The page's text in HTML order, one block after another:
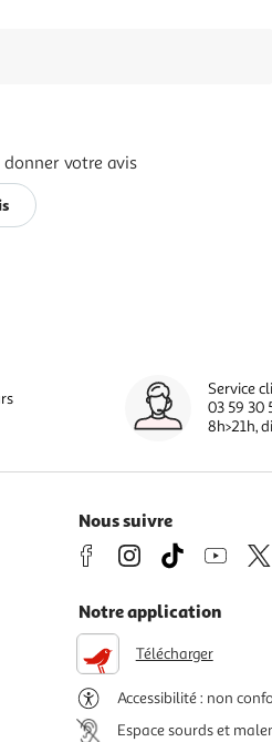
votre avis
Service
03 59 30
8h>21h,
Nous suivre
Notre application
Télécharger
Accessibilité : non
Espace sourds et